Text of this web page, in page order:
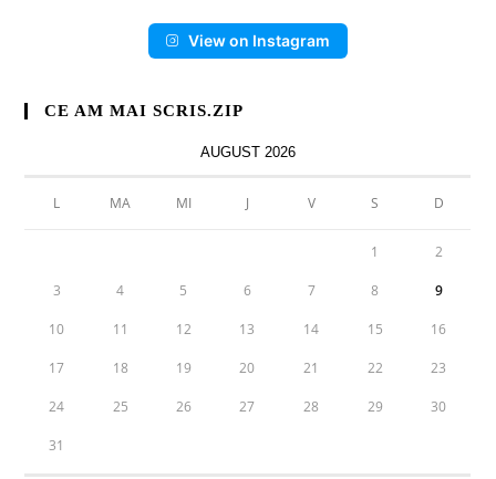
View on Instagram
CE AM MAI SCRIS.ZIP
AUGUST 2026
L MA MI J V S D
1 2
3 4 5 6 7 8 9
10 11 12 13 14 15 16
17 18 19 20 21 22 23
24 25 26 27 28 29 30
31